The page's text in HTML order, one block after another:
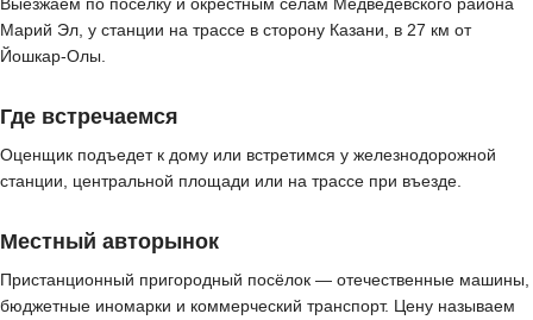
Марий Эл, у станции на трассе в сторону Казани, в 27 км от
Йошкар-Олы.
Где встречаемся
Оценщик подъедет к дому или встретимся у железнодорожной
станции, центральной площади или на трассе при въезде.
Местный авторынок
Пристанционный пригородный посёлок — отечественные машины,
бюджетные иномарки и коммерческий транспорт. Цену называем